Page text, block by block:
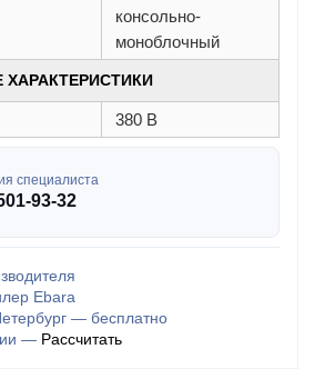
консольно-
моноблочный
ХАРАКТЕРИСТИКИ
380 В
специалиста
93-32
Ebara
— бесплатно
— Рассчитать